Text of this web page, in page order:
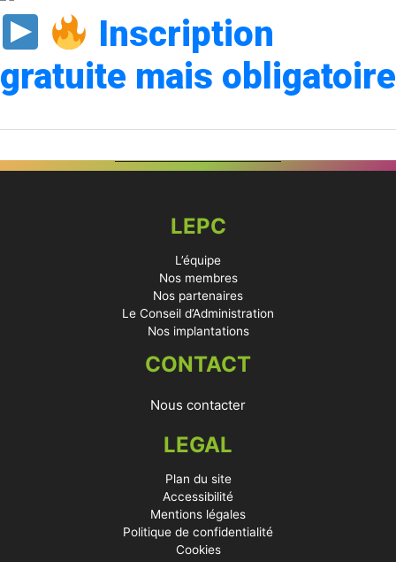
Inscription
gratuite mais obligatoire
LEPC
L’équipe
Nos membres
Nos partenaires
Le Conseil d’Administration
Nos implantations
CONTACT
Nous contacter
LEGAL
Plan du site
Accessibilité
Mentions légales
Politique de confidentialité
Cookies